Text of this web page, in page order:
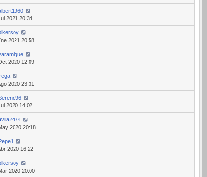
2021 20:34
2021 20:58
2020 12:09
2020 23:31
2020 14:02
2020 20:18
2020 16:22
2020 20:00